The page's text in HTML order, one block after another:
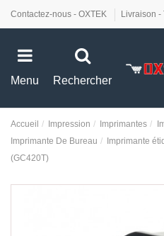
Contactez-nous - OXTEK Livraison -
Menu Rechercher
Accueil Impression Imprimantes
Imprimante De Bureau
Imprimante
(GC420T)